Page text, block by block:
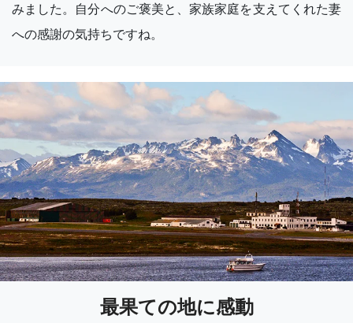
みました。自分へのご褒美と、家族家庭を支えてくれた妻
への感謝の気持ちですね。
最果ての地に感動